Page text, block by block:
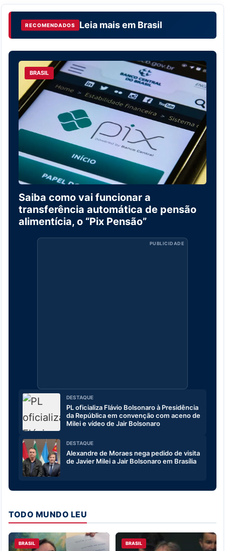
RECOMENDADOS Leia mais em Brasil
BRASIL
Saiba como vai funcionar a
transferência automática de pensão
alimentícia, o “Pix Pensão”
PUBLICIDADE
DESTAQUE
PL oficializa Flávio Bolsonaro à Presidência
da República em convenção com aceno de
Milei e vídeo de Jair Bolsonaro
DESTAQUE
Alexandre de Moraes nega pedido de visita
de Javier Milei a Jair Bolsonaro em Brasília
TODO MUNDO LEU
BRASIL BRASIL